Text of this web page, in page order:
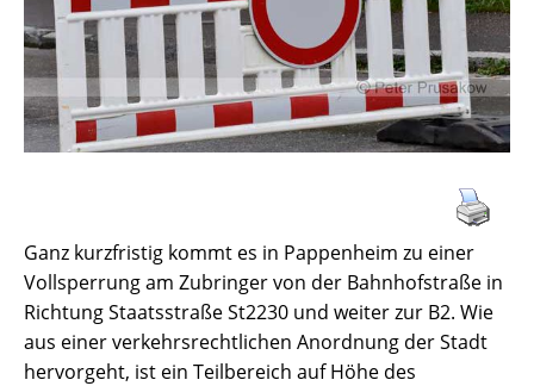
Ganz kurzfristig kommt es in Pappenheim zu einer
Vollsperrung am Zubringer von der Bahnhofstraße in
Richtung Staatsstraße St2230 und weiter zur B2. Wie
aus einer verkehrsrechtlichen Anordnung der Stadt
hervorgeht, ist ein Teilbereich auf Höhe des